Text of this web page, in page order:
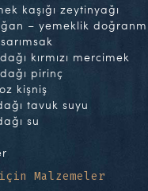
kaşığı zeytinyağı
– yemeklik
kırmızı mercimek
pirinç
kişniş
tavuk suyu
su
Malzemeler